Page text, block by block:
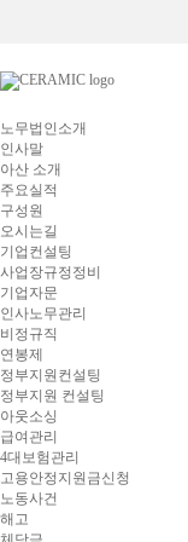
노무법인소개
인사말
아산 소개
주요실적
구성원
오시는길
기업컨설팅
사업장규정정비
기업자문
인사노무관리
비정규직
연봉제
정부지원컨설팅
정부지원 컨설팅
아웃소싱
급여관리
4대보험관리
고용안정지원금신청
노동사건
해고